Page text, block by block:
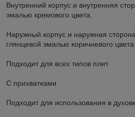
Внутренний корпус и внутренняя
эмалью кремового цвета.
Наружный корпус и наружная
глянцевой эмалью коричневого цвета
Подходит для всех типов плит
С прихватками
Подходит для использования в